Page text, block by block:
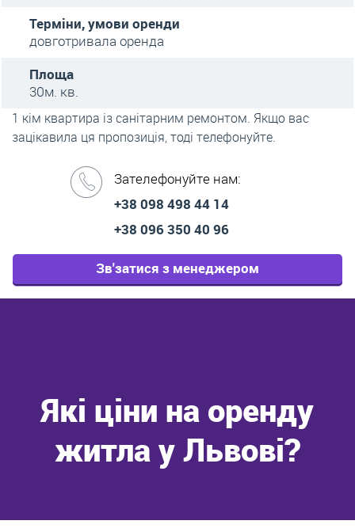
Терміни, умови оренди
довготривала оренда
Площа
30м. кв.
1 кім квартира із санітарним ремонтом. Якщо вас
зацікавила ця пропозиція, тоді телефонуйте.
Зателефонуйте нам:
+38 098 498 44 14
+38 096 350 40 96
Зв'затися з менеджером
Які ціни на оренду
житла у Львові?